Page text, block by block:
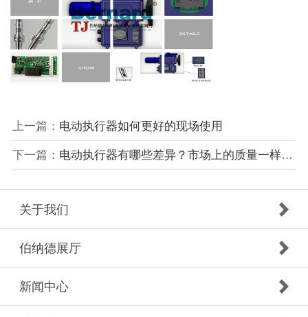
上一篇： 电动执行器如何更好的现场使用
下一篇： 电动执行器有哪些差异？市场上的质量一样不？
关于我们
伯纳德展厅
新闻中心